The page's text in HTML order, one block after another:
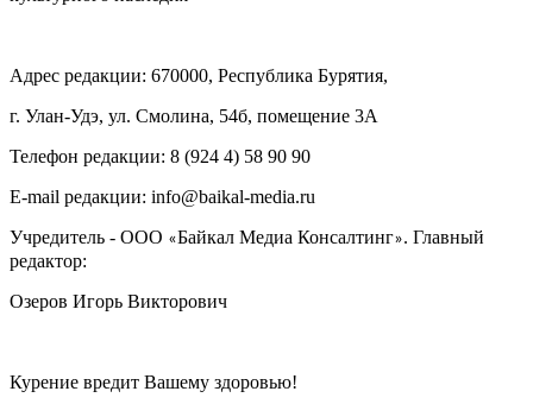
Адрес редакции: 670000, Республика Бурятия,
г. Улан-Удэ, ул. Смолина, 54б, помещение 3А
Телефон редакции: ‎‎8 (924 4) 58 90 90
E-mail редакции: info@baikal-media.ru
Учредитель - ООО «Байкал Медиа Консалтинг». Главный
редактор:
Озеров Игорь Викторович
Курение вредит Вашему здоровью!